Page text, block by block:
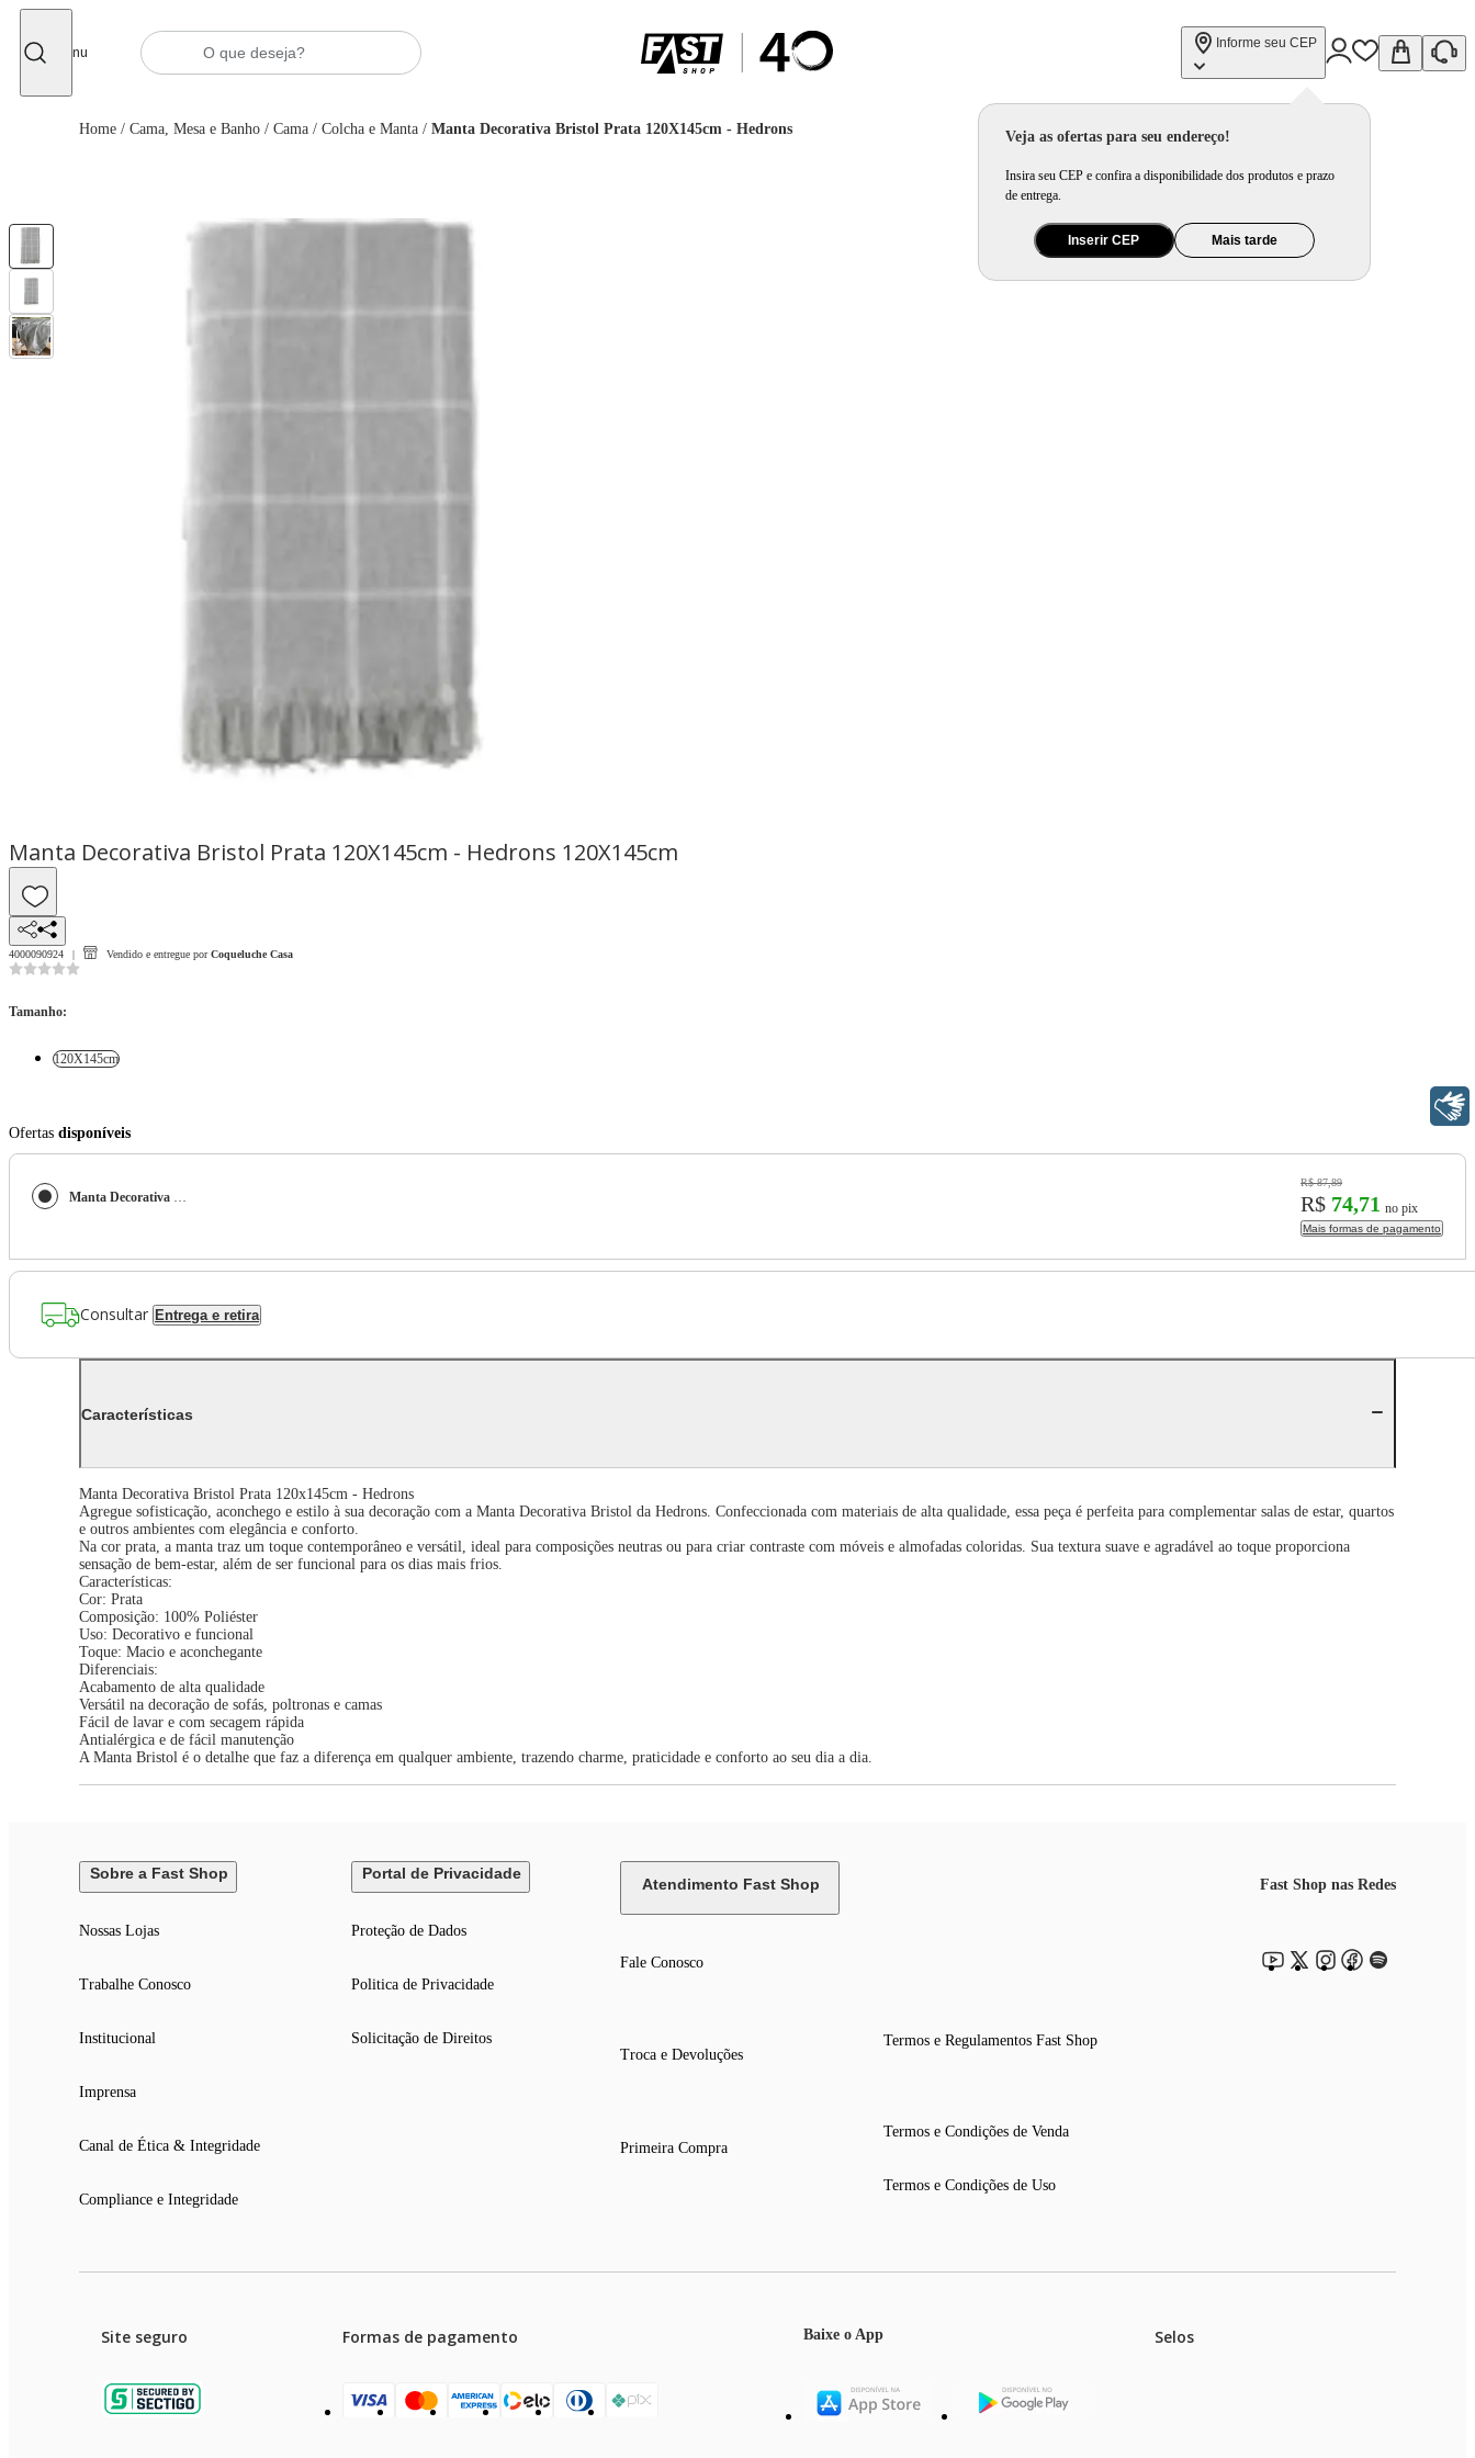
Menu
Informe seu CEP
Veja as ofertas para seu endereço!
Insira seu CEP e confira a disponibilidade dos produtos e prazo
de entrega.
Inserir CEP Mais tarde
Home / Cama, Mesa e Banho / Cama / Colcha e Manta / Manta Decorativa Bristol Prata 120X145cm - Hedrons
Manta Decorativa Bristol Prata 120X145cm - Hedrons 120X145cm
4000090924 Vendido e entregue por Coqueluche Casa
Tamanho:
120X145cm
Ofertas disponíveis
Manta Decorativa Bristol Prata 120X145cm - Hedrons
R$ 87,89
R$ 74,71 no pix
Mais formas de pagamento
Consultar Entrega e retira
Características
Manta Decorativa Bristol Prata 120x145cm - Hedrons
Agregue sofisticação, aconchego e estilo à sua decoração com a Manta Decorativa Bristol da Hedrons. Confeccionada com materiais de alta qualidade, essa peça é perfeita para complementar salas de estar, quartos
e outros ambientes com elegância e conforto.
Na cor prata, a manta traz um toque contemporâneo e versátil, ideal para composições neutras ou para criar contraste com móveis e almofadas coloridas. Sua textura suave e agradável ao toque proporciona
sensação de bem-estar, além de ser funcional para os dias mais frios.
Características:
Cor: Prata
Composição: 100% Poliéster
Uso: Decorativo e funcional
Toque: Macio e aconchegante
Diferenciais:
Acabamento de alta qualidade
Versátil na decoração de sofás, poltronas e camas
Fácil de lavar e com secagem rápida
Antialérgica e de fácil manutenção
A Manta Bristol é o detalhe que faz a diferença em qualquer ambiente, trazendo charme, praticidade e conforto ao seu dia a dia.
Sobre a Fast Shop
Nossas Lojas
Trabalhe Conosco
Institucional
Imprensa
Canal de Ética & Integridade
Compliance e Integridade
Portal de Privacidade
Proteção de Dados
Politica de Privacidade
Solicitação de Direitos
Atendimento Fast Shop
Fale Conosco
Troca e Devoluções
Primeira Compra
Termos e Regulamentos Fast Shop
Termos e Condições de Venda
Termos e Condições de Uso
Fast Shop nas Redes
Site seguro Formas de pagamento Baixe o App Selos